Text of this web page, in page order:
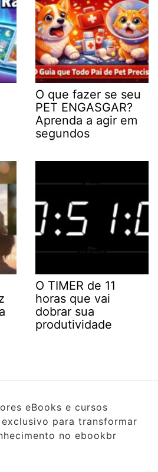
O que fazer se seu
PET ENGASGAR?
Aprenda a agir em
segundos
O TIMER de 11
horas que vai
dobrar sua
produtividade
eBooks e cursos
para transformar
no ebookbr